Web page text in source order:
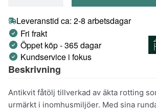
Leveranstid ca: 2-8 arbetsdagar
Fri frakt
Öppet köp - 365 dagar
Kundservice i fokus
Beskrivning
Antikvit fåtölj tillverkad av äkta rotting
urmärkt i inomhusmiljöer. Med sina